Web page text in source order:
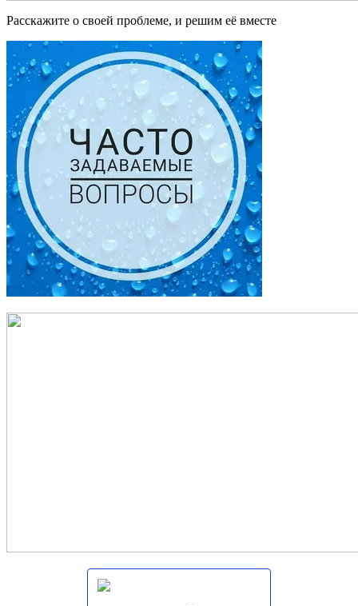
Расскажите о своей проблеме, и решим её вместе